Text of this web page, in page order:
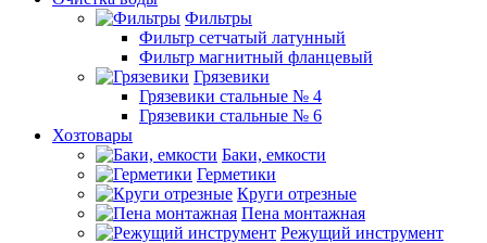
Фильтры
Фильтр сетчатый латунный
Фильтр магнитный фланцевый
Грязевики
Грязевики стальные № 4
Грязевики стальные № 6
Хозтовары
Баки, емкости
Герметики
Круги отрезные
Пена монтажная
Режущий инструмент